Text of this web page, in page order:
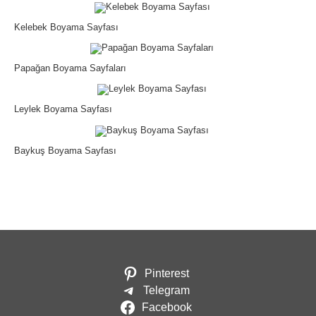
Kelebek Boyama Sayfası
Papağan Boyama Sayfaları
Leylek Boyama Sayfası
Baykuş Boyama Sayfası
Pinterest
Telegram
Facebook